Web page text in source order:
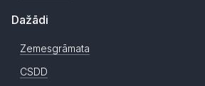
Dažādi
Zemesgrāmata
CSDD